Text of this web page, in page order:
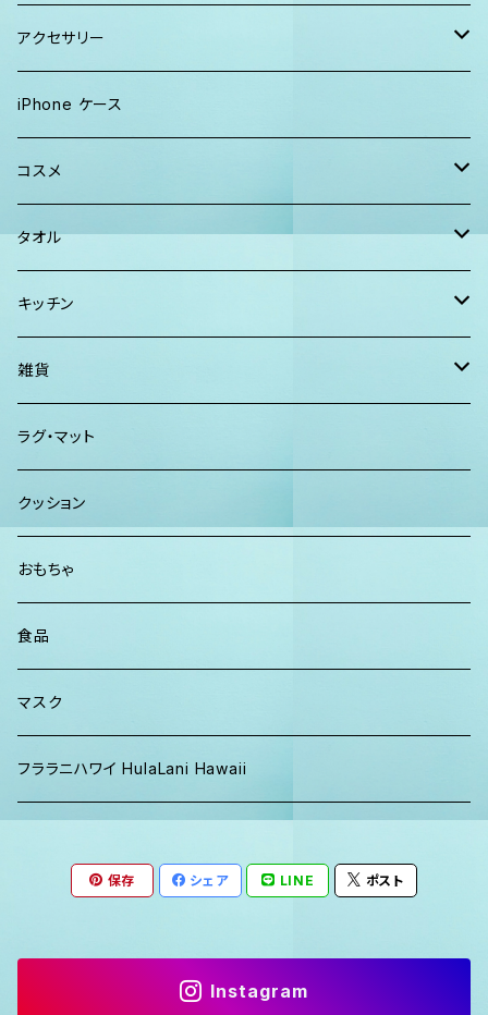
トートバッグ
2WAYバッグ
マルシェバッグ
ボストンバッグ
ショルダー
クラッチバッグ
キャップ
Tシャツ
レディース
ソックス
マキシワンピ、スカート
パンツ
パーカー、スウェット
メンズ
Tシャツ ロンT
カジュアルシャツ
アクセサリー
Lani Hawaii Jewelry
Foterra Jewelry
AHolic Handmade
vividy
iPhone ケース
コスメ
BLOSSOM
KULA HERBS
ISLAND BATH & BODY
Maui Mike's
TERRANOVA
タオル
スマーフ
ハンドタオル、ハンカチタオル
キッチン
California Surf Supply
スマーフ
雑貨
ディフューザー
ラグ・マット
クッション
おもちゃ
食品
マスク
フララニハワイ HulaLani Hawaii
保存 シェア LINE ポスト
Instagram